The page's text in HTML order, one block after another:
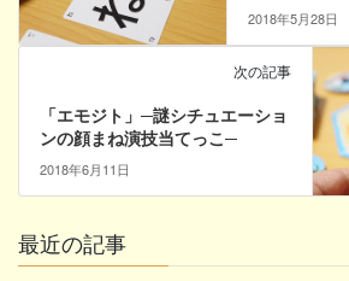
2018年5月28日
次の記事
「エモジト」─謎シチュエーショ
ンの顔まね演技当てっこ─
2018年6月11日
最近の記事